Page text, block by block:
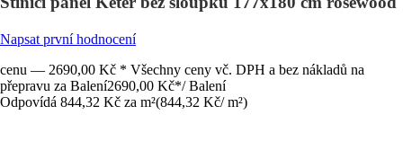
Napsat první hodnocení
cenu — 2690,00 Kč * Všechny ceny vč. DPH a bez nákladů na
přepravu za Balení2690,00 Kč*/ Balení
Odpovídá 844,32 Kč za m²(844,32 Kč/ m²)